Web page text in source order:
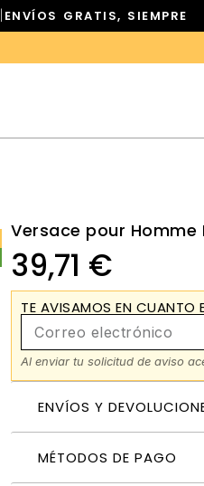
| ENVÍOS GRATIS, SIEMPRE
Versace pour Homme
39,71 €
TE AVISAMOS EN CUANTO
Al enviar tu solicitud de aviso
ENVÍOS Y
MÉTODOS DE PAGO